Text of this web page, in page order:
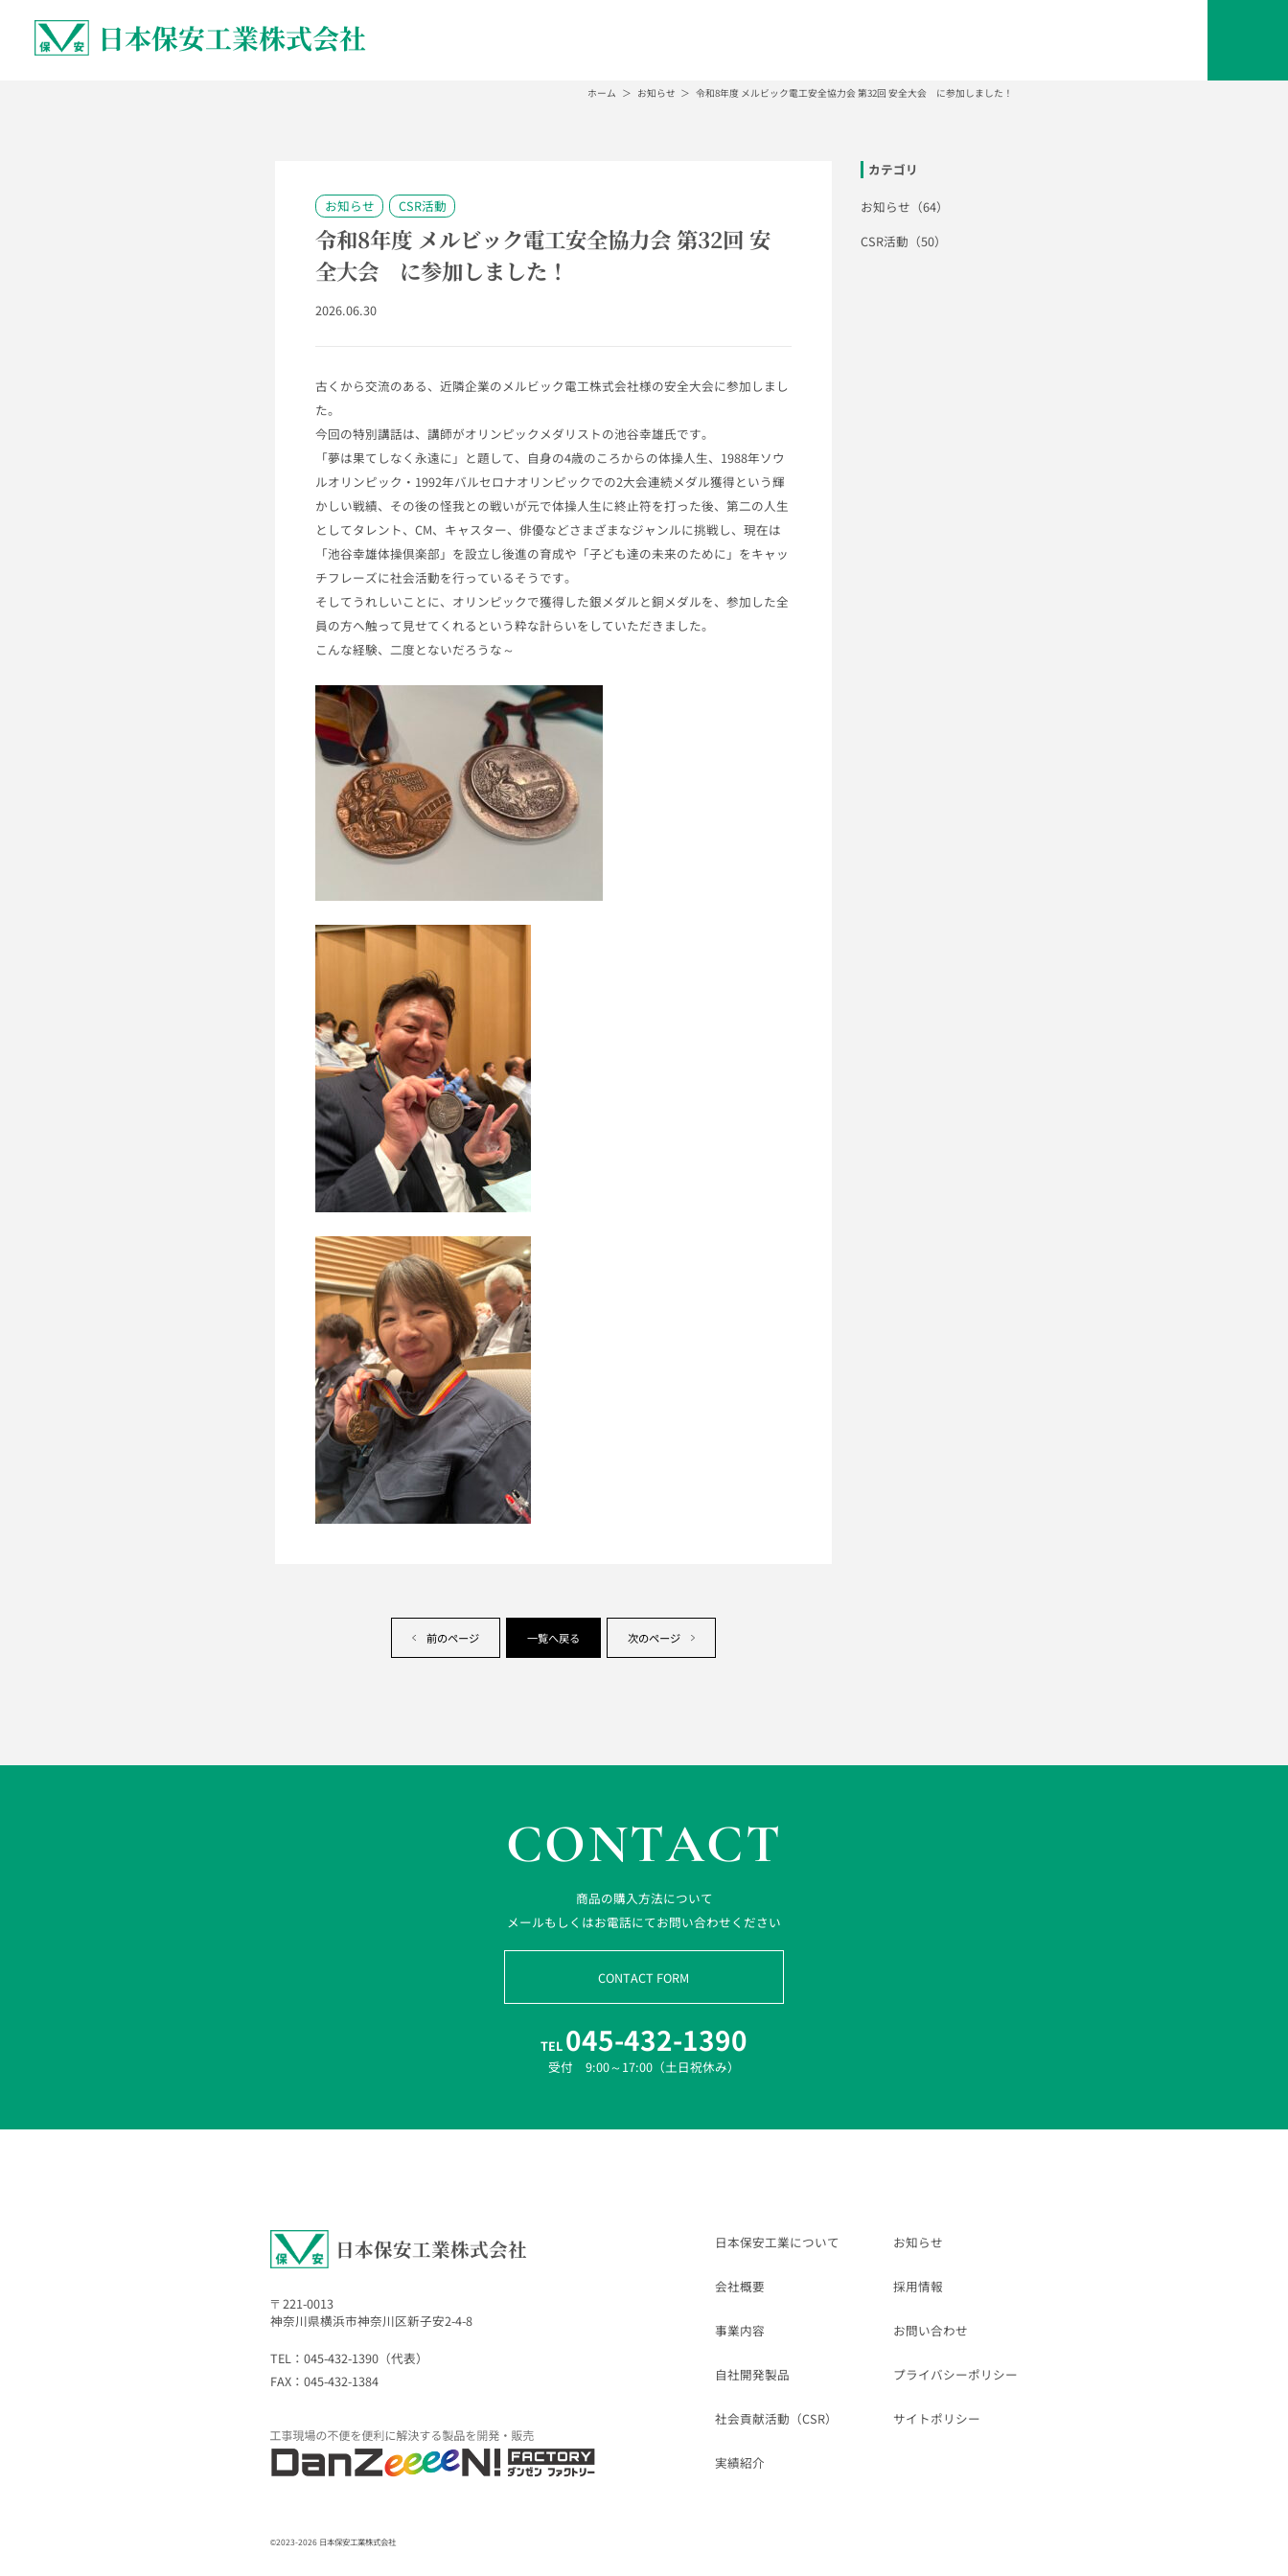
日本保安工業株式会社
ホーム お知らせ 令和8年度 メルビック電工安全協力会 第32回 安全大会 に参加しました！
お知らせ CSR活動
令和8年度 メルビック電工安全協力会 第32回 安
全大会 に参加しました！
2026.06.30
古くから交流のある、近隣企業のメルビック電工株式会社様の安全大会に参加しまし
た。
今回の特別講話は、講師がオリンピックメダリストの池谷幸雄氏です。
「夢は果てしなく永遠に」と題して、 自身の4歳のころからの体操人生、 1988年ソウ
ルオリンピック・ 1992年バルセロナオリンピックでの2大会連続メダル獲得という輝
かしい戦績、 その後の怪我との戦いが元で体操人生に終止符を打った後、第二の人生
としてタレント、CM、キャスター、俳優などさまざまなジャンルに挑戦し、現在は
「池谷幸雄体操倶楽部」を設立し後進の育成や「子ども達の未来のために」 をキャッ
チフレーズに社会活動を行っているそうです。
そしてうれしいことに、 オリンピックで獲得した銀メダルと銅メダルを、参加した全
員の方へ触って見せてくれるという粋な計らいをしていただきました。
こんな経験、二度とないだろうな～
前のページ 一覧へ戻る 次のページ
カテゴリ
お知らせ（64）
CSR活動（50）
CONTACT
商品の購入方法について
メールもしくはお電話にてお問い合わせください
CONTACT FORM
TEL 045-432-1390
受付 9:00～17:00（土日祝休み）
日本保安工業について
会社概要
事業内容
自社開発製品
社会貢献活動（CSR）
実績紹介
お知らせ
採用情報
お問い合わせ
プライバシーポリシー
サイトポリシー
日本保安工業株式会社
〒221-0013
神奈川県横浜市神奈川区新子安2-4-8
TEL：045-432-1390（代表）
FAX：045-432-1384
©2023-2026 日本保安工業株式会社